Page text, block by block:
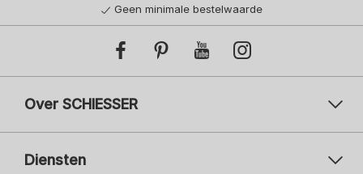
Geen minimale bestelwaarde
Over SCHIESSER
Diensten